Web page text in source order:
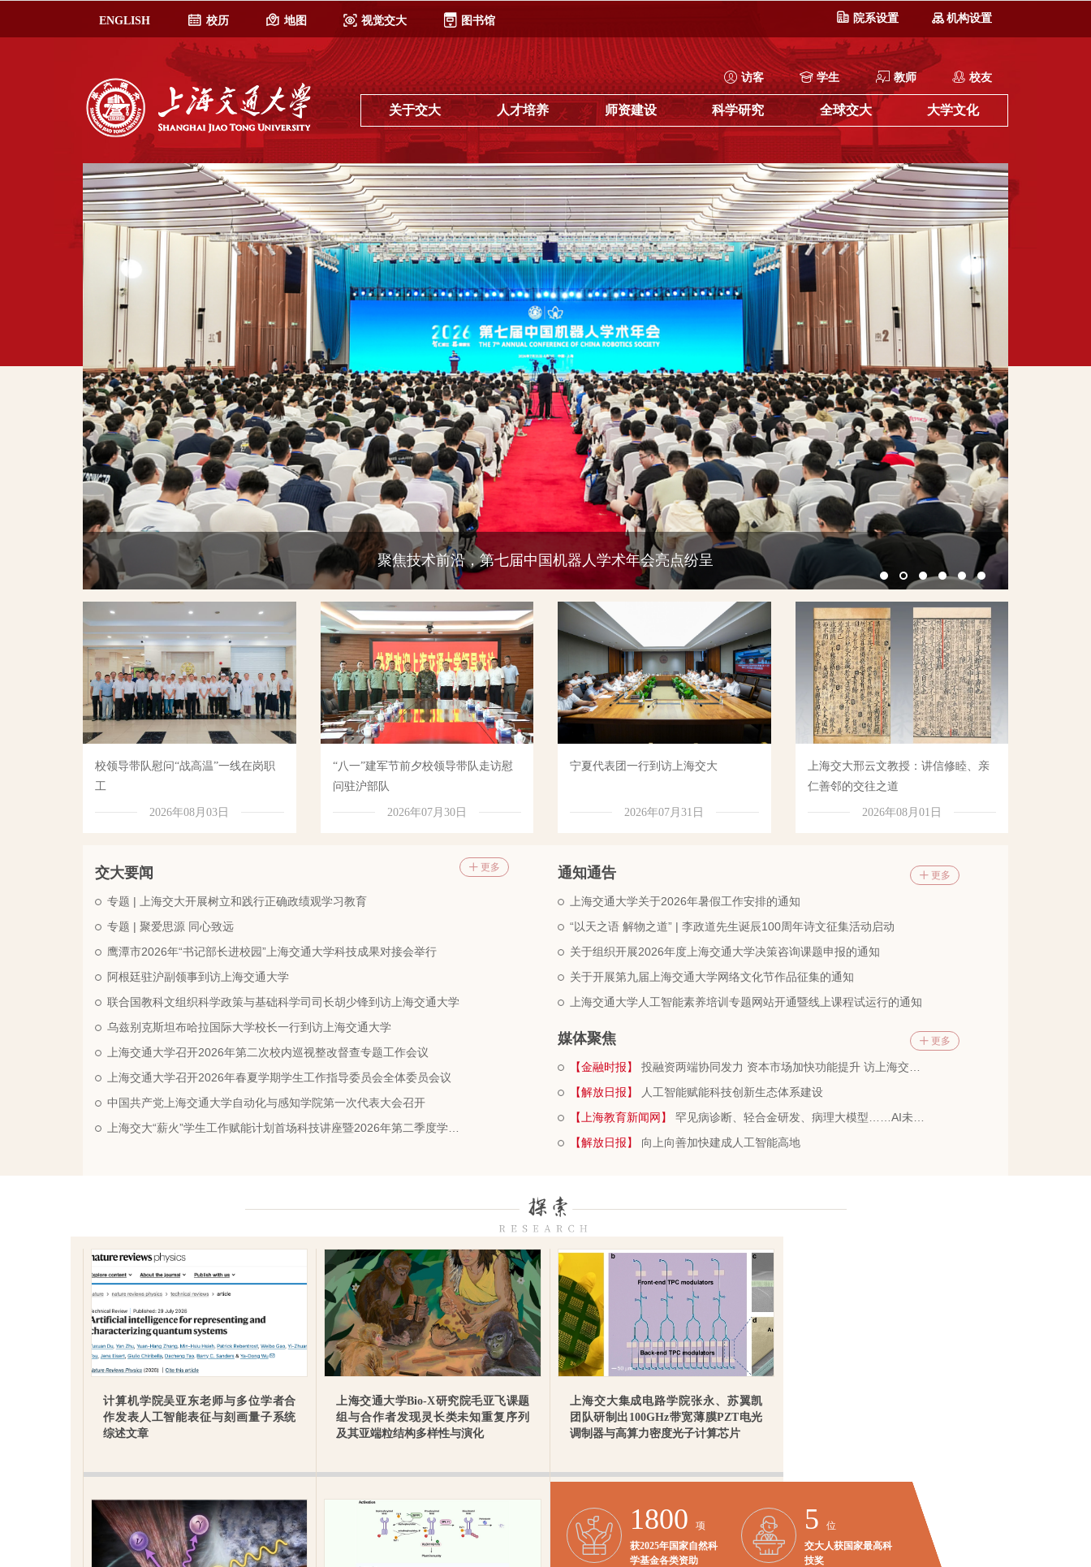
ENGLISH 校历 地图 视觉交大 图书馆 院系设置 机构设置
访客 学生 教师 校友
关于交大 人才培养 师资建设 科学研究 全球交大 大学文化
聚焦技术前沿，第七届中国机器人学术年会亮点纷呈
5位交大人入选上海市“最美科技工作者”
校领导带队慰问“战高温”一线在岗职
工
2026年08月03日
“八一”建军节前夕校领导带队走访慰
问驻沪部队
2026年07月30日
宁夏代表团一行到访上海交大
2026年07月31日
上海交大邢云文教授：讲信修睦、亲
仁善邻的交往之道
2026年08月01日
交大要闻
专题 | 上海交大开展树立和践行正确政绩观学习教育
专题 | 聚爱思源 同心致远
鹰潭市2026年“书记部长进校园”上海交通大学科技成果对接会举行
阿根廷驻沪副领事到访上海交通大学
联合国教科文组织科学政策与基础科学司司长胡少锋到访上海交通大学
乌兹别克斯坦布哈拉国际大学校长一行到访上海交通大学
上海交通大学召开2026年第二次校内巡视整改督查专题工作会议
上海交通大学召开2026年春夏学期学生工作指导委员会全体委员会议
中国共产党上海交通大学自动化与感知学院第一次代表大会召开
更多 通知通告
上海交通大学关于2026年暑假工作安排的通知
“以天之语 解物之道” | 李政道先生诞辰100周年诗文征集活动启动
关于组织开展2026年度上海交通大学决策咨询课题申报的通知
关于开展第九届上海交通大学网络文化节作品征集的通知
上海交通大学人工智能素养培训专题网站开通暨线上课程试运行的通知
更多
媒体聚焦
【金融时报】 投融资两端协同发力 资本市场加快功能提升 访上海交通大学安泰经济与管理学院金融学教授吴文锋
【解放日报】
人工智能赋能科技创新生态体系建设
【上海教育新闻网】 罕见病诊断、轻合金研发、病理大模型……AI未来发展论坛发布五大前沿成果
【解放日报】 向上向善加快建成人工智能高地
更多
计算机学院吴亚东老师与多位学者合
作发表人工智能表征与刻画量子系统
综述文章
上海交通大学Bio-X研究院毛亚飞课题
组与合作者发现灵长类未知重复序列
及其亚端粒结构多样性与演化
上海交大集成电路学院张永、苏翼凯
团队研制出100GHz带宽薄膜PZT电光
调制器与高算力密度光子计算芯片
60 个
国家级一流本科专业
18个
国家“双一流”学科
23个
世界Top50学科，38个
世界Top100学科
1800项
获2025年国家自然科
学基金各类资助
5 位
交大人获国家最高科
技奖
学术科技作品竞赛最